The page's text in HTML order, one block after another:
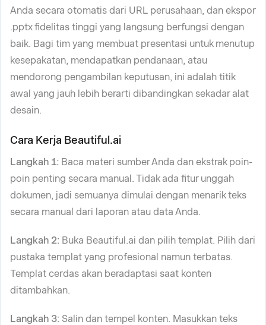
Anda secara otomatis dari URL perusahaan, dan ekspor
.pptx fidelitas tinggi yang langsung berfungsi dengan
baik. Bagi tim yang membuat presentasi untuk menutup
kesepakatan, mendapatkan pendanaan, atau
mendorong pengambilan keputusan, ini adalah titik
awal yang jauh lebih berarti dibandingkan sekadar alat
desain.
Cara Kerja Beautiful.ai
Langkah 1: Baca materi sumber Anda dan ekstrak poin-
poin penting secara manual. Tidak ada fitur unggah
dokumen, jadi semuanya dimulai dengan menarik teks
secara manual dari laporan atau data Anda.
Langkah 2: Buka Beautiful.ai dan pilih templat. Pilih dari
pustaka templat yang profesional namun terbatas.
Templat cerdas akan beradaptasi saat konten
ditambahkan.
Langkah 3: Salin dan tempel konten. Masukkan teks